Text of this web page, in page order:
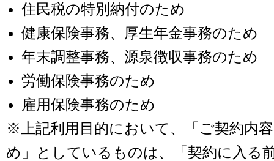
住民税の特別納付のため
健康保険事務、厚生年金事務のため
年末調整事務、源泉徴収事務のため
労働保険事務のため
雇用保険事務のため
※上記利用目的において、「ご契約内
め」としているものは、「契約に入る